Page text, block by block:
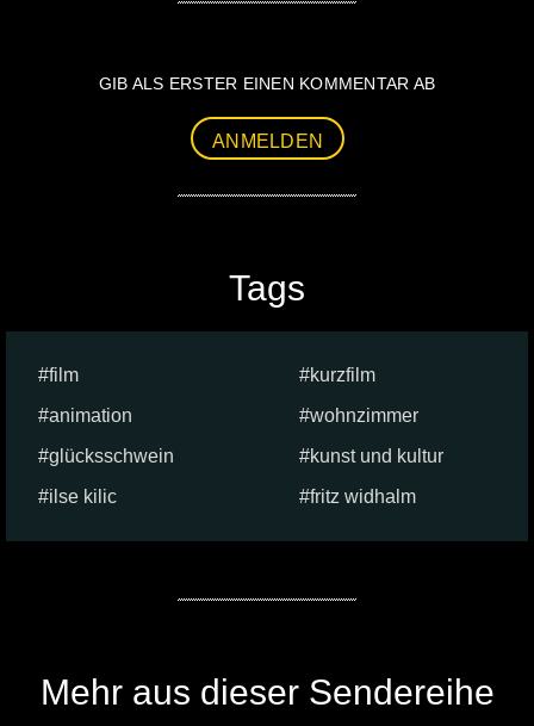
GIB ALS ERSTER EINEN KOMMENTAR AB
ANMELDEN
Tags
film
kurzfilm
animation
wohnzimmer
glücksschwein
kunst und kultur
ilse kilic
fritz widhalm
Mehr aus dieser Sendereihe